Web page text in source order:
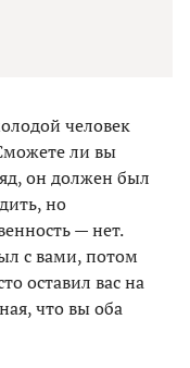
человек
ли вы
он должен был
но
— нет.
с вами, потом
оставил вас на
что вы оба